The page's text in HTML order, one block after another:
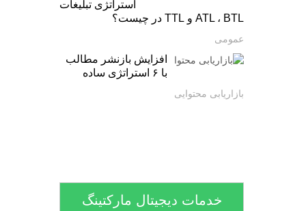
استراتژی تبلیغات
ATL ، BTL و TTL در چیست؟
عمومی
افزایش بازنشر مطالب
با ۶ استراتژی ساده
بازاریابی محتوایی
خدمات دیجیتال مارکتینگ